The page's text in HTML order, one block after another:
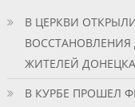
В ЦЕРКВИ
ЖИТЕЛЕЙ
В КУРБЕ ПРОШЕЛ